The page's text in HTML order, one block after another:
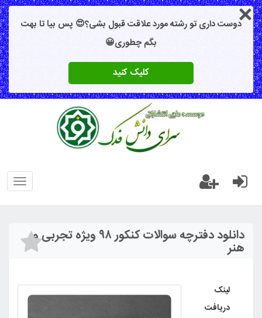
دوست داری تو رشته مورد علاقت قبول بشی؟😍 پس بیا تا بهت
بگم چطوری😀
کلیک کنید
دانلود دفترچه سوالات کنکور ۹۸ ویژه تجربی و
هنر
لینک
دریافت